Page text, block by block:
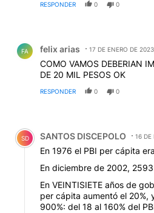
RESPONDER 0 0
FA felix arias 17 DE ENERO DE 2023
COMO VAMOS DEBERIAN
DE 20 MIL PESOS OK
RESPONDER 0 0
Comentario de SANTOS
SD SANTOS DISCEPOLO 16 DE
En 1976 el PBI per cápita
En diciembre de 2002,
En VEINTISIETE años de
per cápita aumentó el 20%,
900%: del 18 al 160% del